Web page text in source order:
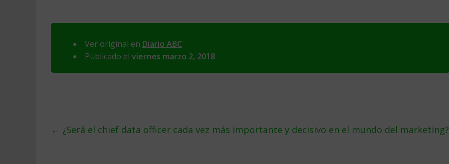
Ver original en Diario ABC
Publicado el viernes marzo 2, 2018
← ¿Será el chief data officer cada vez más importante y decisivo en el mundo del marketing?